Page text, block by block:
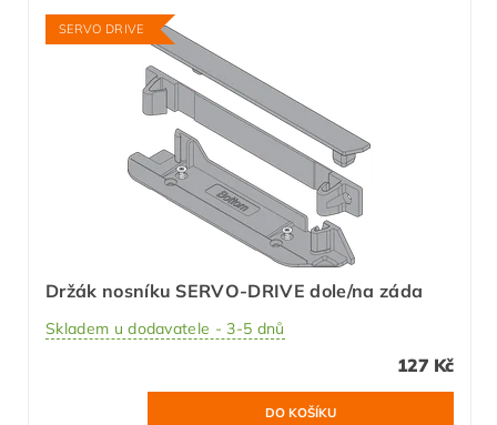
SERVO DRIVE
Držák nosníku SERVO-DRIVE dole/na záda
Skladem u dodavatele - 3-5 dnů
127 Kč